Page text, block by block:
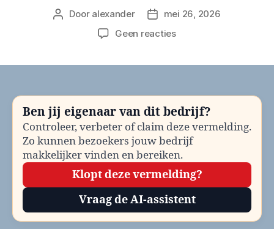
Berichtauteur
Door alexander Berichtdatum
mei 26, 2026
Geen reactiesop
bellen?
Telefoonnummer
en
contactinformatie
Ben jij eigenaar van dit bedrijf?
Controleer, verbeter of claim deze vermelding.
Zo kunnen bezoekers jouw bedrijf
makkelijker vinden en bereiken.
Klopt deze vermelding?
Vraag de AI-assistent